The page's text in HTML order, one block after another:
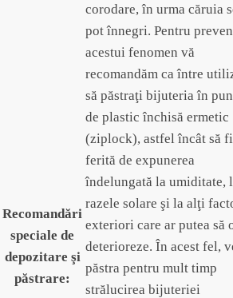
Recomandări
speciale de
depozitare şi
păstrare:
corodare, în urma căruia
pot înnegri. Pentru
acestui fenomen vă
recomandăm ca între
să păstraţi bijuteria în
de plastic închisă ermetic
(ziplock), astfel încât să
ferită de expunerea
îndelungată la umiditate,
razele solare şi la alţi
exteriori care ar putea să
deterioreze. În acest fel,
păstra pentru mult timp
strălucirea bijuteriei